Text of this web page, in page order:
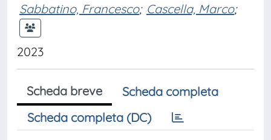
Sabbatino, Francesco; Cascella, Marco;
2023
Scheda breve
Scheda completa
Scheda completa (DC)